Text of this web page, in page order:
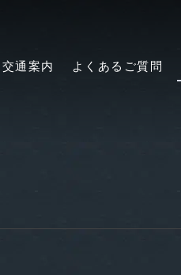
交通案内 よくあるご質問